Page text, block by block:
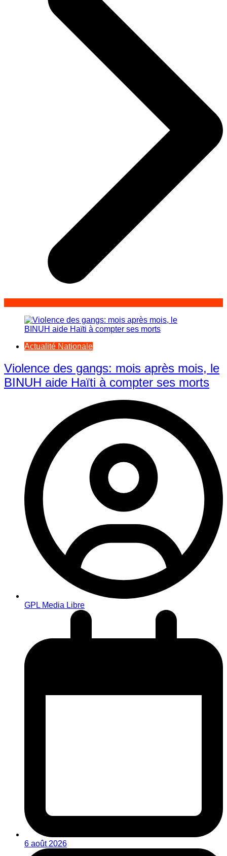
Actualité Nationale
Violence des gangs: mois après mois, le
BINUH aide Haïti à compter ses morts
GPL Media Libre
6 août 2026